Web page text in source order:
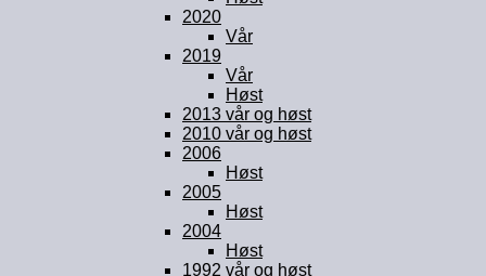
2020
Vår
2019
Vår
Høst
2013 vår og høst
2010 vår og høst
2006
Høst
2005
Høst
2004
Høst
1992 vår og høst